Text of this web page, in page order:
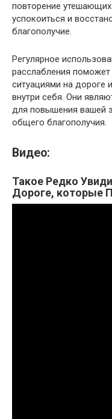
повторение
успокоиться и
благополучие.
Регулярное
расслабления
ситуациями на дороге
внутри себя. Они
для повышения вашей
общего благополучия.
Видео:
Такое Редко
Дороге, которые